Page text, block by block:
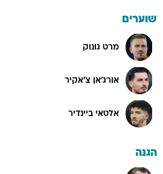
שוערים
מרט גונוק
אורג'אן צ'אקיר
אלטאי ביינדיר
הגנה